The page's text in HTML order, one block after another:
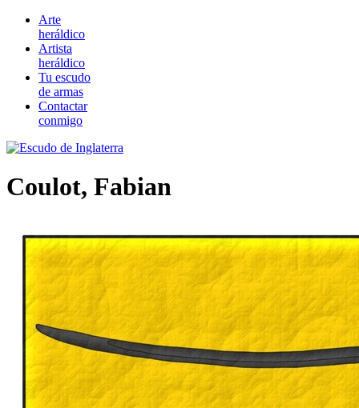
Arte
heráldico
Artista
heráldico
Tu escudo
de armas
Contactar
conmigo
Coulot, Fabian